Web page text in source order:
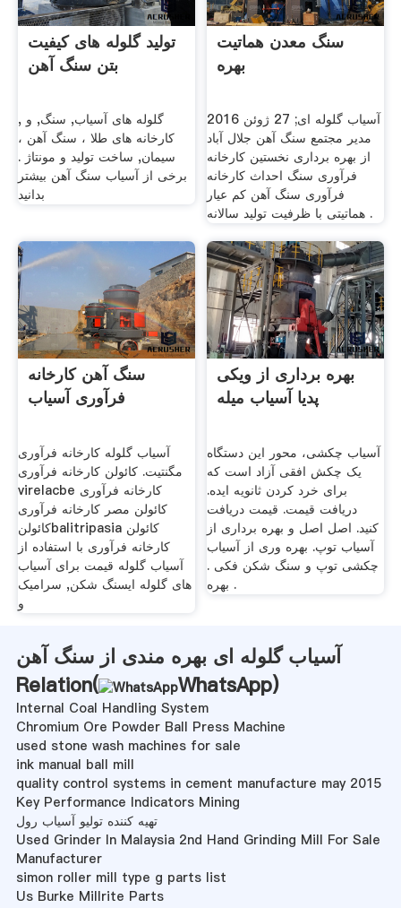
تولید گلوله های کیفیت
بتن سنگ آهن
, گلوله های آسیاب, سنگ, و
کارخانه های طلا ، سنگ آهن ،
سیمان, ساخت تولید و مونتاژ .
برخی از آسیاب سنگ آهن بیشتر
بدانید
سنگ معدن هماتیت
بهره
آسیاب گلوله ای; 27 ژوئن 2016
مدیر مجتمع سنگ آهن جلال آباد
از بهره برداری نخستین کارخانه
فرآوری سنگ احداث کارخانه
فرآوری سنگ آهن کم عیار
هماتیتی با ظرفیت تولید سالانه .
سنگ آهن کارخانه
فرآوری آسیاب
آسیاب گلوله کارخانه فرآوری
مگنتیت. کائولن کارخانه فرآوری
virelacbe کارخانه فرآوری
کائولن مصر کارخانه فرآوری
کائولنbalitripasia کائولن
کارخانه فرآوری با استفاده از
آسیاب گلوله قیمت برای آسیاب
های گلوله ایسنگ شکن, سرامیک
و
بهره برداری از ویکی
پدیا آسیاب میله
آسیاب چکشی، محور این دستگاه
یک چکش افقی آزاد است که
برای خرد کردن ثانویه ایده.
دریافت قیمت. قیمت دریافت
کنید. اصل اصل و بهره برداری از
آسیاب توپ. بهره وری از آسیاب
چکشی توپ و سنگ شکن فکی .
بهره .
آسیاب گلوله ای بهره مندی از سنگ آهن
Relation(
WhatsApp)
Internal Coal Handling System
Chromium Ore Powder Ball Press Machine
used stone wash machines for sale
ink manual ball mill
quality control systems in cement manufacture may 2015
Key Performance Indicators Mining
تهیه کننده تولیو آسیاب رول
Used Grinder In Malaysia 2nd Hand Grinding Mill For Sale
Manufacturer
simon roller mill type g parts list
Us Burke Millrite Parts